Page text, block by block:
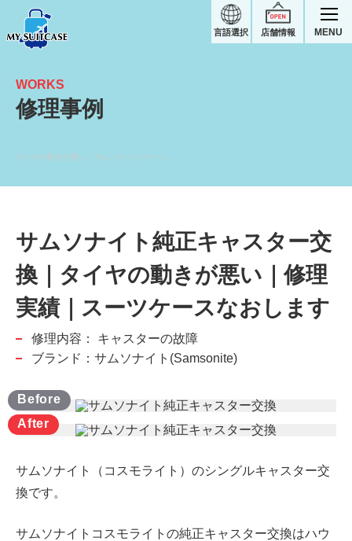
店舗情報
言語選択 MENU
WORKS
修理事例
サムソナイト純正キャスター交
換｜タイヤの動きが悪い｜修理
実績｜スーツケースなおします
修理内容：
キャスターの故障
ブランド：サムソナイト(Samsonite)
サムソナイト（コスモライト）のシングルキャスター交
換です。
サムソナイトコスモライトの純正キャスター交換はハウ